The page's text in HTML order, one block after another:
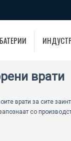
врати
врати за сите
со